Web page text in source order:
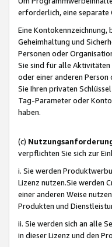
erforderlich, eine separate
Eine Kontokennzeichnung,
Geheimhaltung und
Personen oder
Sie sind für alle
oder einer anderen
Sie Ihren privaten
Tag-Parameter oder
haben.
(c)
verpflichten Sie sich zur
i. Sie werden
Lizenz nutzen.Sie werden
einer anderen Weise
Produkten und
ii. Sie werden sich an alle
in dieser Lizenz und den